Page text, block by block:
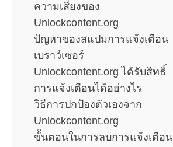
ความเสี่ยงของ
Unlockcontent.org
ปัญหาของสแปมการแจ้งเตือน
เบราว์เซอร์
Unlockcontent.org ได้รับสิทธิ์
การแจ้งเตือนได้อย่างไร
วิธีการปกป้องตัวเองจาก
Unlockcontent.org
ขั้นตอนในการลบการแจ้งเตือน